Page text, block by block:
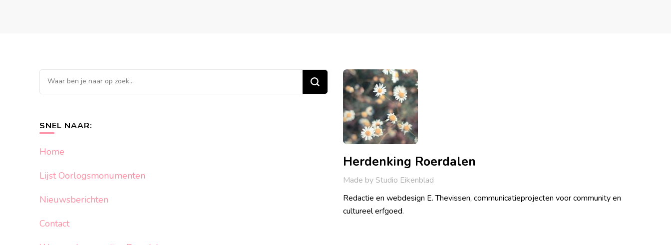
Op
zoek
SNEL NAAR:
Home
Lijst Oorlogsmonumenten
Nieuwsberichten
Contact
Herdenking Roerdalen
Made by Studio Eikenblad
Redactie en webdesign E. Thevissen, communicatieprojecten voor community en
cultureel erfgoed.